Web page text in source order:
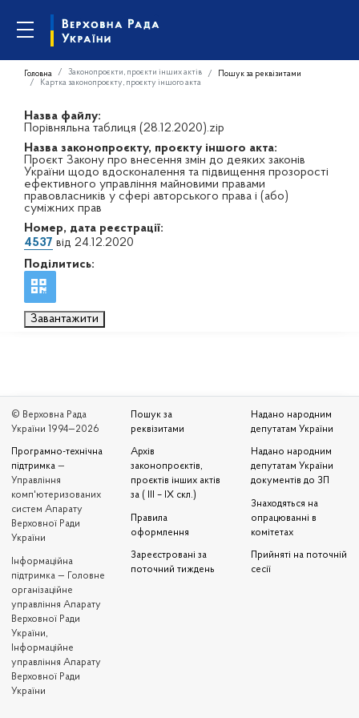
Головна Законопроєкти, проєкти інших актів
Пошук за реквізитами
Картка законопроєкту, проєкту іншого акта
Назва файлу:
Порівняльна таблиця (28.12.2020).zip
Назва законопроєкту, проєкту іншого акта:
Проєкт Закону про внесення змін до деяких законів
України щодо вдосконалення та підвищення прозорості
ефективного управління майновими правами
правовласників у сфері авторського права і (або)
суміжних прав
Номер, дата реєстрації:
4537 від 24.12.2020
Поділитись:
Завантажити
© Верховна Рада
України 1994—2026
Програмно-технічна
підтримка —
Управління
комп'ютеризованих
систем Апарату
Верховної Ради
України
Iнформаційна
підтримка — Головне
організаційне
управління Апарату
Верховної Ради
України,
Інформаційне
управління Апарату
Верховної Ради
України
Пошук за
реквізитами
Архів
законопроєктів,
проєктів інших актів
за ( III – IX скл.)
Правила
оформлення
Зареєстровані за
поточний тиждень
Надано народним
депутатам України
Надано народним
депутатам України
документів до ЗП
Знаходяться на
опрацюванні в
комітетах
Прийняті на поточній
сесії